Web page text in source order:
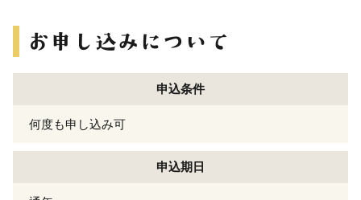
申込条件
何度も申し込み可
申込期日